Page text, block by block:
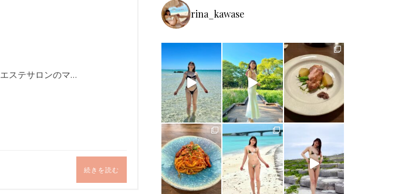
エステサロンのマ…
続きを読む
rina_kawase